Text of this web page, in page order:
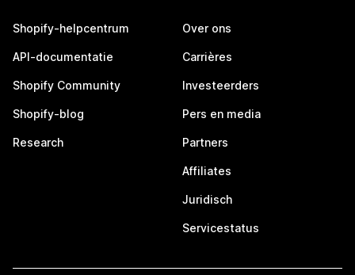
Shopify-helpcentrum
API-documentatie
Shopify Community
Shopify-blog
Research
Over ons
Carrières
Investeerders
Pers en media
Partners
Affiliates
Juridisch
Servicestatus